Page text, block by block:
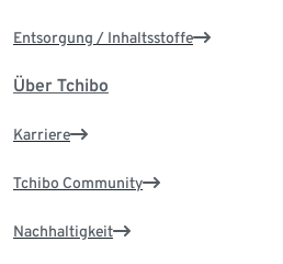
Entsorgung / Inhaltsstoffe
Über Tchibo
Karriere
Tchibo Community
Nachhaltigkeit